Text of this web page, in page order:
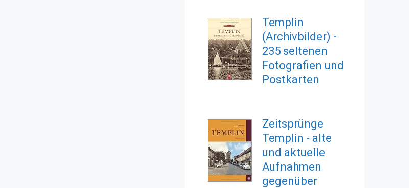
Templin
(Archivbilder) -
235 seltenen
Fotografien und
Postkarten
Zeitsprünge
Templin - alte
und aktuelle
Aufnahmen
gegenüber